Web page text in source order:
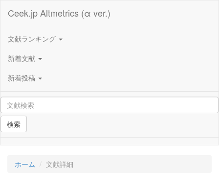
Ceek.jp Altmetrics (α ver.)
文献ランキング
新着文献
新着投稿
検索
ホーム 文献詳細